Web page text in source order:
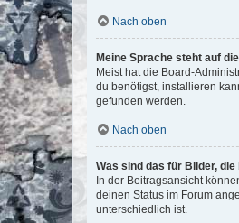
Nach oben
Meine Sprache steht auf
Meist hat die Board-
du benötigst, installieren
gefunden werden.
Nach oben
Was sind das für Bilder,
In der Beitragsansicht
deinen Status im Forum
unterschiedlich ist.